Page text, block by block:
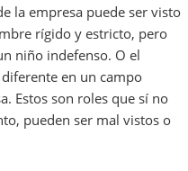
la empresa puede ser visto
rígido y estricto, pero
niño indefenso. O el
en un campo
Estos son roles que sí no
pueden ser mal vistos o